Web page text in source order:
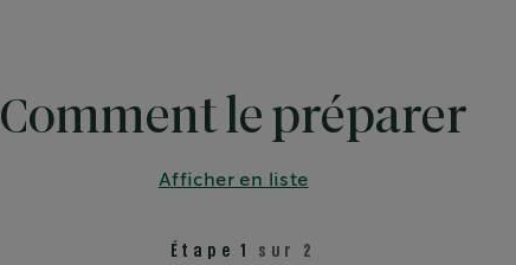
Comment le préparer
Afficher en liste
Étape 1 sur 2